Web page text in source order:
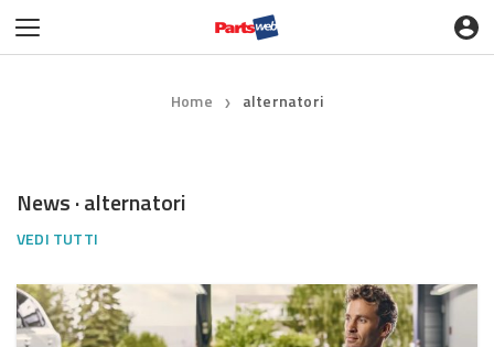
Home ❯ alternatori
News · alternatori
VEDI TUTTI